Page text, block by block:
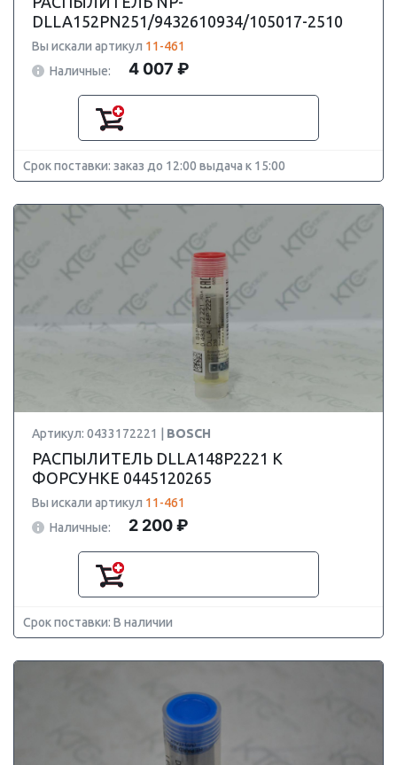
DLLA152PN251/9432610934/105017-2510
Вы искали артикул 11-461
Наличные:
4 007 ₽
Срок поставки: заказ до 12:00 выдача к 15:00
Артикул: 0433172221 | BOSCH
РАСПЫЛИТЕЛЬ DLLA148P2221 К
ФОРСУНКЕ 0445120265
Вы искали артикул 11-461
Наличные:
2 200 ₽
Срок поставки: В наличии